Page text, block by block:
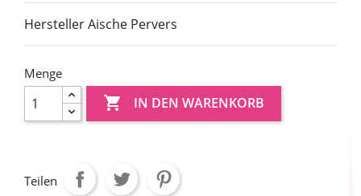
Hersteller Aische Pervers
Menge
 IN DEN WARENKORB
Teilen